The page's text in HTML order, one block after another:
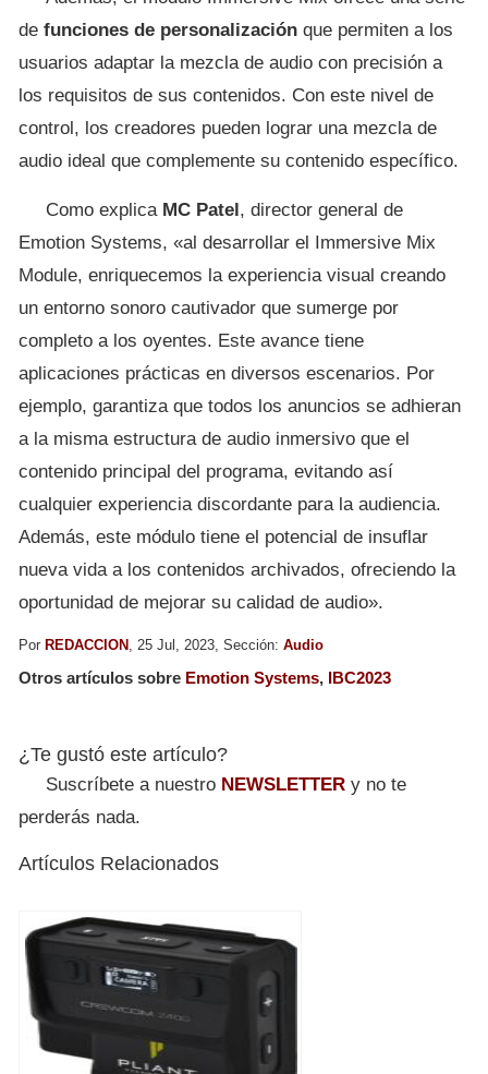
de funciones de personalización que permiten a los
usuarios adaptar la mezcla de audio con precisión a
los requisitos de sus contenidos. Con este nivel de
control, los creadores pueden lograr una mezcla de
audio ideal que complemente su contenido específico.
Como explica MC Patel, director general de
Emotion Systems, «al desarrollar el Immersive Mix
Module, enriquecemos la experiencia visual creando
un entorno sonoro cautivador que sumerge por
completo a los oyentes. Este avance tiene
aplicaciones prácticas en diversos escenarios. Por
ejemplo, garantiza que todos los anuncios se adhieran
a la misma estructura de audio inmersivo que el
contenido principal del programa, evitando así
cualquier experiencia discordante para la audiencia.
Además, este módulo tiene el potencial de insuflar
nueva vida a los contenidos archivados, ofreciendo la
oportunidad de mejorar su calidad de audio».
Por REDACCION , 25 Jul, 2023, Sección: Audio
Otros artículos sobre Emotion Systems, IBC2023
¿Te gustó este artículo?
Suscríbete a nuestro NEWSLETTER y no te
perderás nada.
Artículos Relacionados